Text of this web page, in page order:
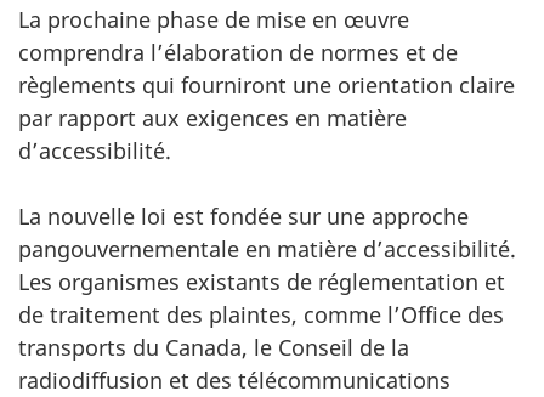
La prochaine phase de mise en œuvre
comprendra l’élaboration de normes et de
règlements qui fourniront une orientation claire
par rapport aux exigences en matière
d’accessibilité.
La nouvelle loi est fondée sur une approche
pangouvernementale en matière d’accessibilité.
Les organismes existants de réglementation et
de traitement des plaintes, comme l’Office des
transports du Canada, le Conseil de la
radiodiffusion et des télécommunications